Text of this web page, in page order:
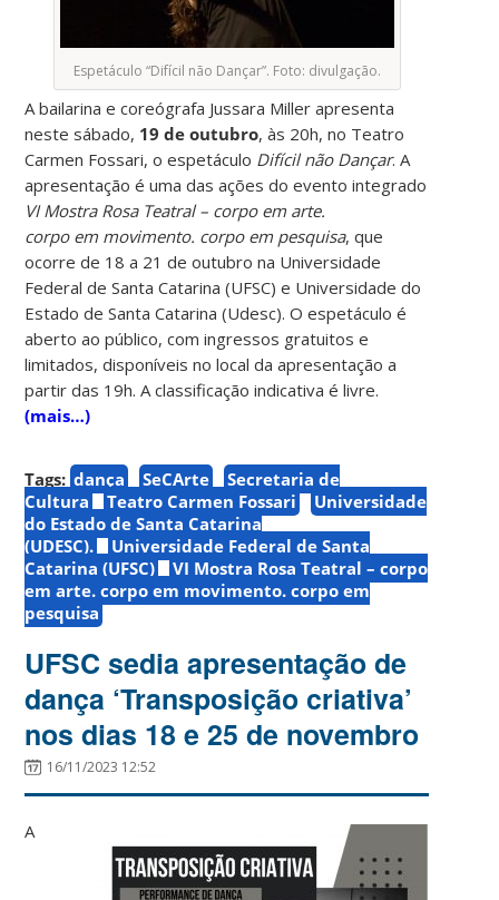
Espetáculo “Difícil não Dançar”. Foto: divulgação.
A bailarina e coreógrafa Jussara Miller apresenta
neste sábado, 19 de outubro, às 20h, no Teatro
Carmen Fossari, o espetáculo Difícil não Dançar. A
apresentação é uma das ações do evento integrado
VI Mostra Rosa Teatral – corpo em arte.
corpo em movimento. corpo em pesquisa, que
ocorre de 18 a 21 de outubro na Universidade
Federal de Santa Catarina (UFSC) e Universidade do
Estado de Santa Catarina (Udesc). O espetáculo é
aberto ao público, com ingressos gratuitos e
limitados, disponíveis no local da apresentação a
partir das 19h. A classificação indicativa é livre.
(mais…)
Tags: dança SeCArte
Secretaria de
Cultura
Teatro Carmen Fossari
Universidade
do Estado de Santa Catarina
(UDESC).
Universidade Federal de Santa
Catarina (UFSC)
VI Mostra Rosa Teatral – corpo
em arte. corpo em movimento. corpo em
pesquisa
UFSC sedia apresentação de
dança ‘Transposição criativa’
nos dias 18 e 25 de novembro
16/11/2023 12:52
A